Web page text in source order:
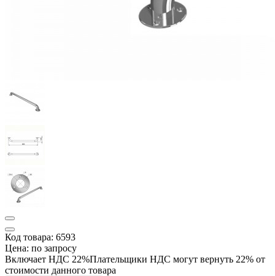
Код товара: 6593
Цена: по запросу
Включает НДС 22%Плательщики НДС могут вернуть 22% от
стоимости данного товара